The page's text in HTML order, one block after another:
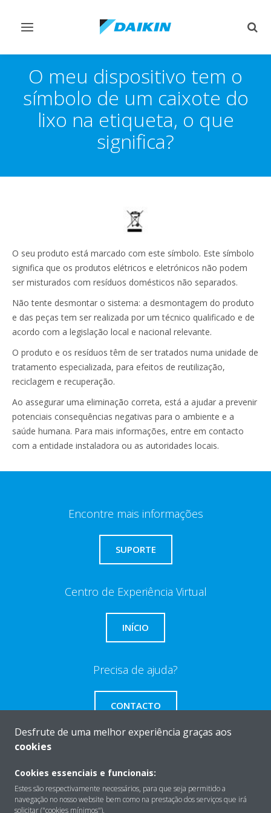
Comutar
O meu dispositivo tem o
símbolo de um caixote do
lixo na etiqueta, o que
significa?
O seu produto está marcado com este símbolo. Este símbolo
significa que os produtos elétricos e eletrónicos não podem
ser misturados com resíduos domésticos não separados.
Não tente desmontar o sistema: a desmontagem do produto
e das peças tem ser realizada por um técnico qualificado e de
acordo com a legislação local e nacional relevante.
O produto e os resíduos têm de ser tratados numa unidade de
tratamento especializada, para efeitos de reutilização,
reciclagem e recuperação.
Ao assegurar uma eliminação correta, está a ajudar a prevenir
potenciais consequências negativas para o ambiente e a
saúde humana. Para mais informações, entre em contacto
com a entidade instaladora ou as autoridades locais.
Encontre mais informações
SUPORTE
Centro de Experiência Virtual
INÍCIO
Precisa de ajuda?
CONTACTO
Sobre
Desfrute de uma melhor experiência graças aos
cookies
Cookies essenciais e funcionais:
Estes são respectivamente necessários, para que seja permitido a
navegação no nosso website bem como na prestação dos serviços que irá
solicitar ("cookies mínimos").